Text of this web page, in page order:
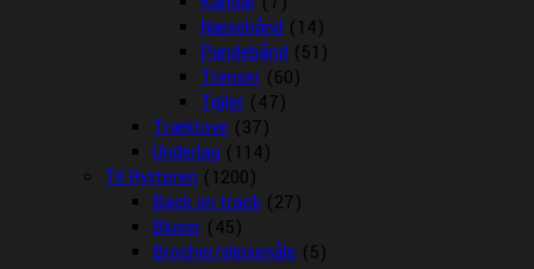
Næsebånd (14)
Pandebånd (51)
Trenser (60)
Tøjler (47)
Træktove (37)
Underlag (114)
Til Rytteren (1200)
Back on track (27)
Bluser (45)
Brocher/slipsenåle (5)